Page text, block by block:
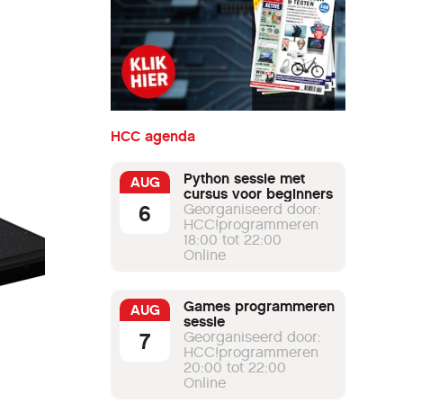
HCC agenda
AUG
6
Python sessie met
cursus voor beginners
Georganiseerd door:
HCC!programmeren
18:00 tot 22:00
Online
AUG
7
Games programmeren
sessie
Georganiseerd door:
HCC!programmeren
20:00 tot 22:00
Online